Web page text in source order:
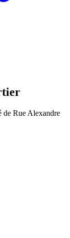
de Rue Alexandre